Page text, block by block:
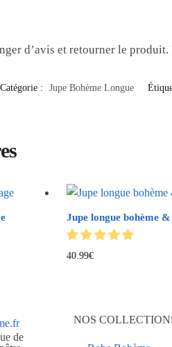
d’avis et retourner le
Catégorie : Jupe Bohème Longue
Jupe longue bohème
40.99€
de
NOS